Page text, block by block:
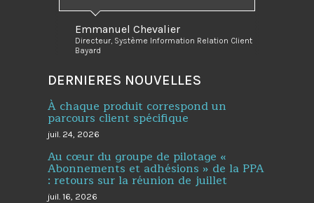
Emmanuel Chevalier
Directeur, Système Information Relation Client
Bayard
DERNIERES NOUVELLES
À chaque produit correspond un
parcours client spécifique
juil. 24, 2026
Au cœur du groupe de pilotage «
Abonnements et adhésions » de la PPA
: retours sur la réunion de juillet
juil. 16, 2026